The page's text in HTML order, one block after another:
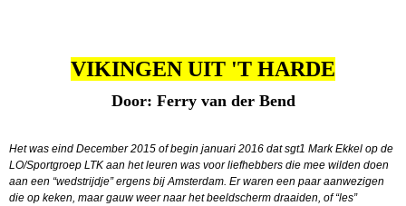
VIKINGEN UIT 'T HARDE
Door: Ferry van der Bend
Het was eind December 2015 of begin januari 2016 dat sgt1 Mark Ekkel op de
LO/Sportgroep LTK aan het leuren was voor liefhebbers die mee wilden doen
aan een “wedstrijdje” ergens bij Amsterdam. Er waren een paar aanwezigen
die op keken, maar gauw weer naar het beeldscherm draaiden, of “les”